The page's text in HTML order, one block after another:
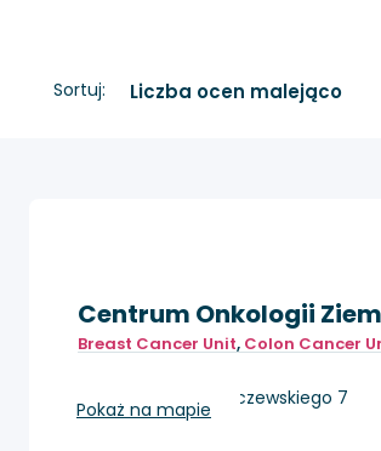
Sortuj:
Centrum Onkologii
Breast Cancer Unit, Colon Cancer
Lublin, ul. dr K. Jaczewskiego 7
Pokaż na mapie